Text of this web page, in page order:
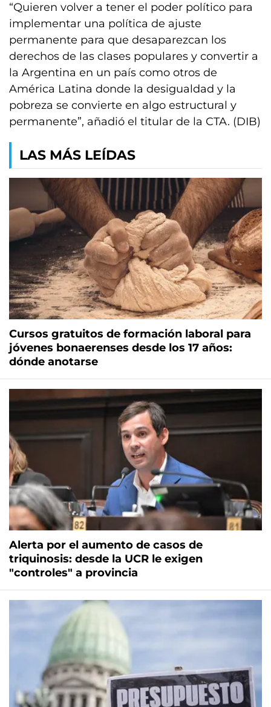
“Quieren volver a tener el poder político para
implementar una política de ajuste
permanente para que desaparezcan los
derechos de las clases populares y convertir a
la Argentina en un país como otros de
América Latina donde la desigualdad y la
pobreza se convierte en algo estructural y
permanente”, añadió el titular de la CTA. (DIB)
LAS MÁS LEÍDAS
Cursos gratuitos de formación laboral para
jóvenes bonaerenses desde los 17 años:
dónde anotarse
Alerta por el aumento de casos de
triquinosis: desde la UCR le exigen
"controles" a provincia